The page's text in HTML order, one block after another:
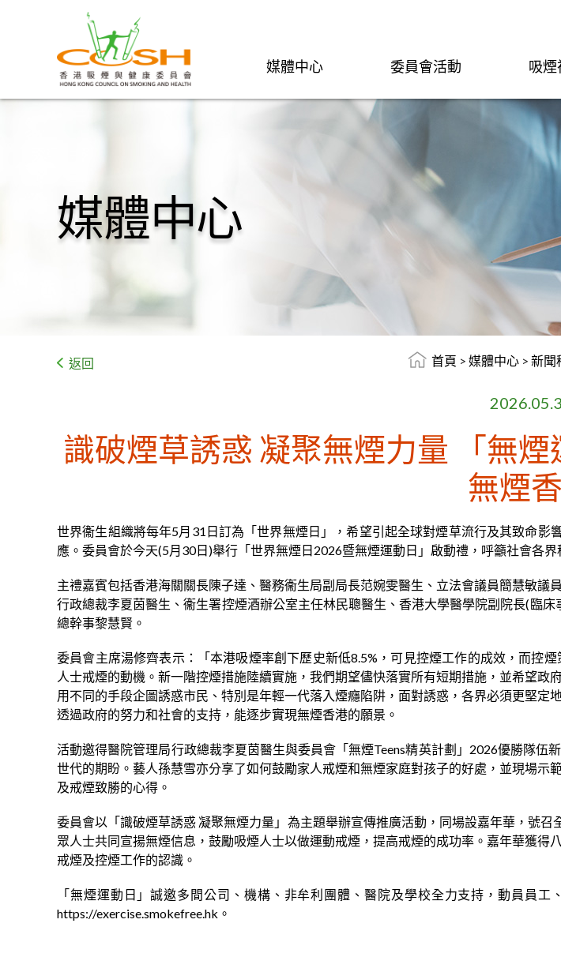
媒體中心 委員會活動 吸煙
媒體中心
返回 首頁 > 媒體中心 > 新聞
識破煙草誘惑 凝聚無煙力量 「無
無煙
世界衞生組織將每年5月31日訂為「世界無煙日」，希望引起全球對煙草流行及其致命
應。委員會於今天(5月30日)舉行「世界無煙日2026暨無煙運動日」啟動禮，呼籲社會各
主禮嘉賓包括香港海關關長陳子達、醫務衞生局副局長范婉雯醫生、立法會議員簡慧敏
行政總裁李夏茵醫生、衞生署控煙酒辦公室主任林民聰醫生、香港大學醫學院副院長(臨
總幹事黎慧賢。
委員會主席湯修齊表示：「本港吸煙率創下歷史新低8.5%，可見控煙工作的成效，而控
人士戒煙的動機。新一階控煙措施陸續實施，我們期望儘快落實所有短期措施，並希望
用不同的手段企圖誘惑市民、特別是年輕一代落入煙癮陷阱，面對誘惑，各界必須更堅
透過政府的努力和社會的支持，能逐步實現無煙香港的願景。
活動邀得醫院管理局行政總裁李夏茵醫生與委員會「無煙Teens精英計劃」2026優勝隊
世代的期盼。藝人孫慧雪亦分享了如何鼓勵家人戒煙和無煙家庭對孩子的好處，並現場
及戒煙致勝的心得。
委員會以「識破煙草誘惑 凝聚無煙力量」為主題舉辦宣傳推廣活動，同場設嘉年華，號
眾人士共同宣揚無煙信息，鼓勵吸煙人士以做運動戒煙，提高戒煙的成功率。嘉年華獲
戒煙及控煙工作的認識。
「無煙運動日」誠邀多間公司、機構、非牟利團體、醫院及學校全力支持，動員員
https://exercise.smokefree.hk。